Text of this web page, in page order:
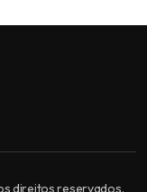
direitos reservados.